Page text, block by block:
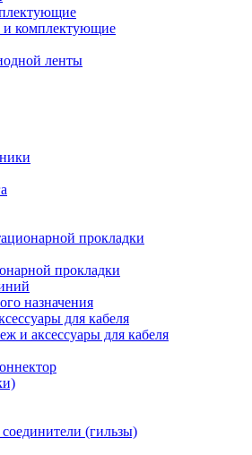
и комплектующие
ленты
прокладки
прокладки
назначения
для кабеля
и аксессуары для кабеля
(гильзы)